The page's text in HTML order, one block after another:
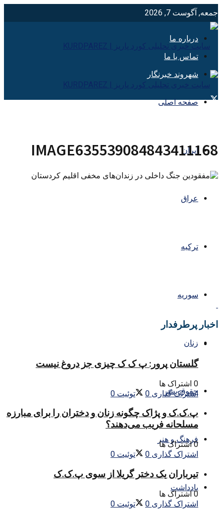
جمعه, آگوست 7, 2026
درباره ما
تماس با ما
شهروند خبرنگار
صفحه اصلی
ایران
عراق
ترکیه
سوریه
زنان
حقوق بشر
فرهنگ و هنر
یادداشت
IMAGE635539084843411168
اخبار پرطرفدار
گلستان پرور: پ ک ک چیزی جز دروغ نیست
0 اشتراک ها
اشتراک گذاری 0 توئیت 0
پ.ک.ک و پژاک چگونه زنان و دختران را برای مبارزه
مسلحانه فریب می‌دهند؟
0 اشتراک ها
اشتراک گذاری 0 توئیت 0
تیرباران یک دختر گریلا از سوی پ.ک.ک
0 اشتراک ها
اشتراک گذاری 0 توئیت 0